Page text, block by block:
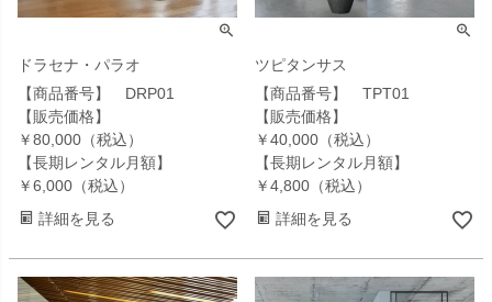
ドラセナ・パラオ
【商品番号】 DRP01
【販売価格】
￥80,000（税込）
【長期レンタル月額】
￥6,000（税込）
詳細を見る
ツピタンサス
【商品番号】 TPT01
【販売価格】
￥40,000（税込）
【長期レンタル月額】
￥4,800（税込）
詳細を見る